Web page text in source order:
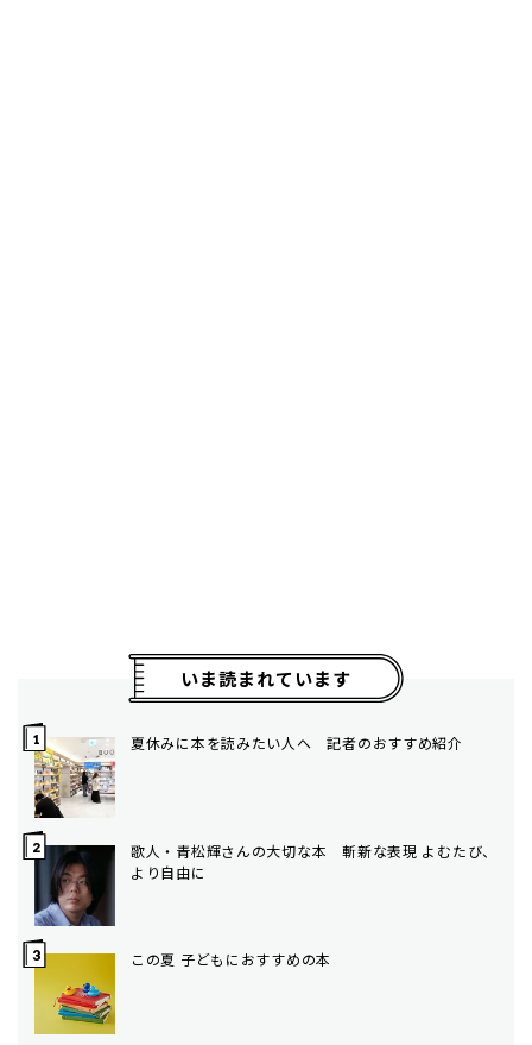
いま読まれています
夏休みに本を読みたい人へ 記者のおすすめ紹介
歌人・青松輝さんの大切な本 斬新な表現 よむたび、
より自由に
この夏 子どもにおすすめの本